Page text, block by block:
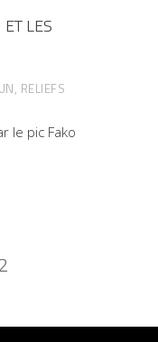
LES
, RELIEFS
le pic Fako
2